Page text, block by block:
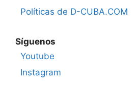
Políticas de D-CUBA.COM
Síguenos
Youtube
Instagram